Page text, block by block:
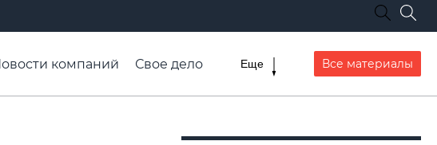
компаний
Свое дело
Еще Все материалы